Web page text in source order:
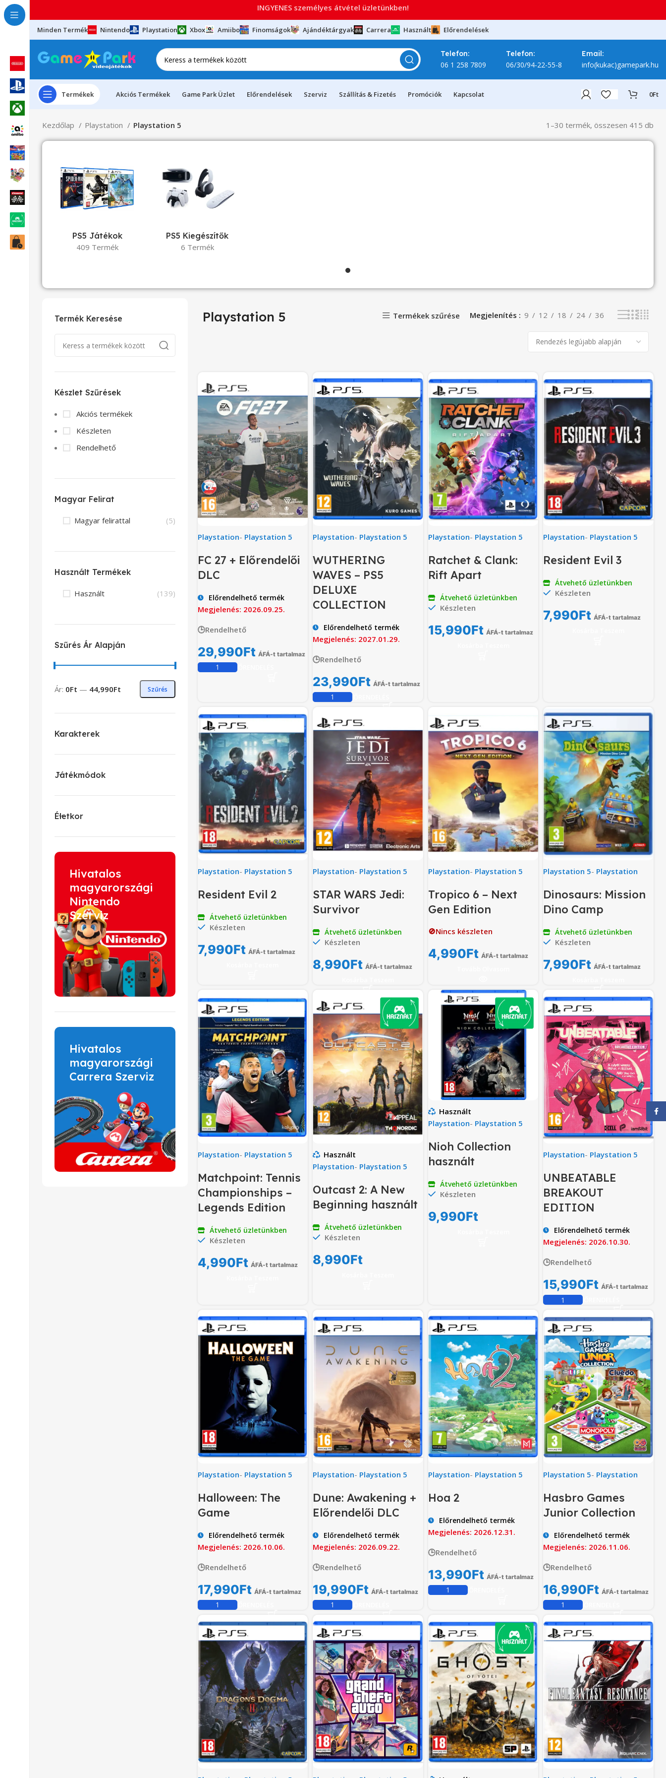
Minden Termék Nintendo Playstation Xbox Amiibo Finomságok Ajándéktárgyak Carrera Használt Előrendelések
Telefon:
06 1 258 7809
Telefon:
06/30/94-22-55-8
Email:
info(kukac)gamepark.hu
Termékek Akciós Termékek Game Park Üzlet Előrendelések Szerviz Szállítás & Fizetés Promóciók Kapcsolat 0Ft
Kezdőlap Playstation Playstation 5 1–30 termék, összesen 415 db
PS5 Játékok
409 Termék
PS5 Kiegészítők
6 Termék
Termék Keresése
Készlet Szűrések
Akciós termékek
Készleten
Rendelhető
Magyar Felirat
Magyar felirattal (5)
Használt Termékek
Használt (139)
Szűrés Ár Alapján
Szűrés
Ár: 0Ft — 44,990Ft
Karakterek
Játékmódok
Életkor
Hivatalos
magyarországi
Nintendo
Szerviz
Hivatalos
magyarországi
Carrera Szerviz
Playstation 5 Termékek szűrése Megjelenítés 9 12 18 24 36
Playstation- Playstation 5
FC 27 + Előrendelői
DLC
Előrendelhető termék
Megjelenés: 2026.09.25.
🕒Rendelhető
29,990Ft ÁFÁ-t tartalmaz
ELŐRENDELÉS
Playstation- Playstation 5
WUTHERING
WAVES – PS5
DELUXE
COLLECTION
Előrendelhető termék
Megjelenés: 2027.01.29.
🕒Rendelhető
23,990Ft ÁFÁ-t tartalmaz
ELŐRENDELÉS
Playstation- Playstation 5
Ratchet & Clank:
Rift Apart
Átvehető üzletünkben
Készleten
15,990Ft ÁFÁ-t tartalmaz
Playstation- Playstation 5
Resident Evil 3
Átvehető üzletünkben
Készleten
7,990Ft ÁFÁ-t tartalmaz
Playstation- Playstation 5
Resident Evil 2
Átvehető üzletünkben
Készleten
7,990Ft ÁFÁ-t tartalmaz
Playstation- Playstation 5
STAR WARS Jedi:
Survivor
Átvehető üzletünkben
Készleten
8,990Ft ÁFÁ-t tartalmaz
Playstation- Playstation 5
Tropico 6 – Next
Gen Edition
🚫Nincs készleten
4,990Ft ÁFÁ-t tartalmaz
Playstation 5- Playstation
Dinosaurs: Mission
Dino Camp
Átvehető üzletünkben
Készleten
7,990Ft ÁFÁ-t tartalmaz
Playstation- Playstation 5
Matchpoint: Tennis
Championships –
Legends Edition
Átvehető üzletünkben
Készleten
4,990Ft ÁFÁ-t tartalmaz
Használt
Playstation- Playstation 5
Outcast 2: A New
Beginning használt
Átvehető üzletünkben
Készleten
8,990Ft
Használt
Playstation- Playstation 5
Nioh Collection
használt
Átvehető üzletünkben
Készleten
9,990Ft
Playstation- Playstation 5
UNBEATABLE
BREAKOUT
EDITION
Előrendelhető termék
Megjelenés: 2026.10.30.
🕒Rendelhető
15,990Ft ÁFÁ-t tartalmaz
ELŐRENDELÉS
Playstation- Playstation 5
Halloween: The
Game
Előrendelhető termék
Megjelenés: 2026.10.06.
🕒Rendelhető
17,990Ft ÁFÁ-t tartalmaz
ELŐRENDELÉS
Playstation- Playstation 5
Dune: Awakening +
Előrendelői DLC
Előrendelhető termék
Megjelenés: 2026.09.22.
🕒Rendelhető
19,990Ft ÁFÁ-t tartalmaz
ELŐRENDELÉS
Playstation- Playstation 5
Hoa 2
Előrendelhető termék
Megjelenés: 2026.12.31.
🕒Rendelhető
13,990Ft ÁFÁ-t tartalmaz
ELŐRENDELÉS
Playstation 5- Playstation
Hasbro Games
Junior Collection
Előrendelhető termék
Megjelenés: 2026.11.06.
🕒Rendelhető
16,990Ft ÁFÁ-t tartalmaz
ELŐRENDELÉS
INGYENES személyes átvétel üzletünkben!